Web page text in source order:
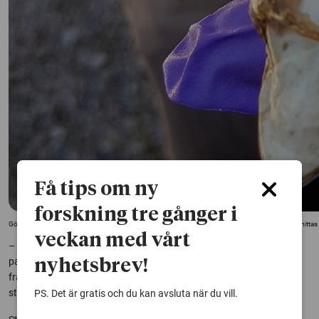
Gölgroda som topsas i samband med forskning om hur grodornas rörlighet påverkas om de
– Den här forskningen visar upp ett ganska nytt exempel på hur en
patogen kan påverka groddjur. Det kan få negativa konsekvenser,
framförallt eftersom migrationer är mycket viktiga för att behålla
struktur i gölgrodans populationer, säger Simon Kärvemo.
Få tips om ny
forskning tre gånger i
veckan med vårt
nyhetsbrev!
PS. Det är gratis och du kan avsluta när du vill.